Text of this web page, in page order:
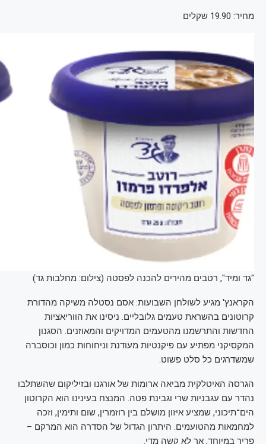
מחיר: 19.90 שקלים
"גד ומיד", רטבים מהירים להכנה לפסטה (צילום: מחלבות גד)
הקראנץ' מגיע לשולחן השבועות: אסם נסטלה משיקה מהדורת
קרוטונים בהשראת טעמים גלובליים. ניסינו את הווריאציות
החדשות והתרשמנו מהטעמים המדויקים והמאוזנים. הסגנון
המקסיקני מפתיע עם פיקנטיות מעודנת וניחוחות כמון וכוסברה
שמשדרגים כל סלט פשוט.
הגרסה האיטלקית מביאה ארומות של אורגנו ובזיליקום שהשתלבו
נהדר עם עגבניות שרי וגבינת פטה. המנצח בעינינו הוא הקרוטון
הים־תיכוני, שמציע איזון מושלם בין רוזמרין, שום ותימין, וזכה
למחמאות מהטועמים. היתרון הגדול של הסדרה הוא המרקם –
פריך במיוחד, אך לא קשה מדי.